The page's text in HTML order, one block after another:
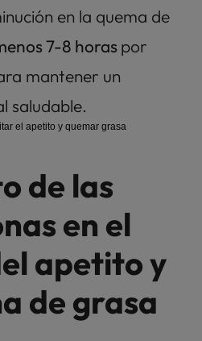
en la quema de
7-8 horas por
mantener un
saludable.
de las
en el
apetito y
de grasa